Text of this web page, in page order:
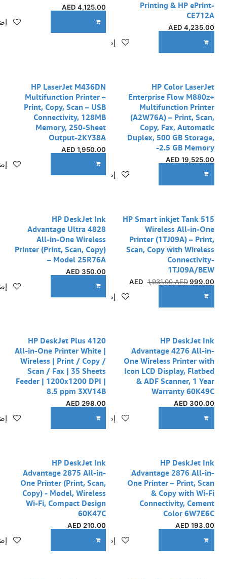
Printing & HP ePrint-
CE712A
4,235.00
إضافة إلى قائمة الأمنيات
4,125.00
AED
HP Color LaserJet
Enterprise Flow M880z+
Multifunction Printer
(A2W76A) – Print, Scan,
Copy, Fax, Automatic
Duplex, 500 GB Storage,
2.5 GB Memory-
19,525.00
إضافة إلى قائمة الأمنيات
HP LaserJet M436DN
Multifunction Printer –
Print, Copy, Scan – USB
Connectivity, 128MB
Memory, 250-Sheet
Output-2KY38A
1,950.00
AED
نفدت الكمية
HP Smart inkjet Tank 515
Wireless All-in-One
Printer (1TJ09A) – Print,
Scan, Copy with Wireless
Connectivity-
1TJ09A/BEW
999.00
AED
1,931.00AED
إضافة إلى قائمة الأمنيات
HP DeskJet Ink
Advantage Ultra 4828
All-in-One Wireless
Printer (Print, Scan, Copy)
– Model 25R76A
350.00
نفدت الكمية
HP DeskJet Ink
Advantage 4276 All-in-
One Wireless Printer with
Icon LCD Display, Flatbed
& ADF Scanner, 1 Year
Warranty 60K49C
300.00
إضافة إلى قائمة الأمنيات
نفدت الكمية
HP DeskJet Plus 4120
All-in-One Printer White |
Wireless | Print / Copy /
Scan / Fax | 35 Sheets
Feeder | 1200x1200 DPI |
8.5 ppm 3XV14B
298.00
AED
HP DeskJet Ink
Advantage 2876 All-in-
One Printer – Print, Scan
& Copy with Wi-Fi
Connectivity, Cement
Color 6W7E6C
193.00
إضافة إلى قائمة الأمنيات
نفدت الكمية
HP DeskJet Ink
Advantage 2875 All-in-
One Printer (Print, Scan,
Copy) - Model, Wireless
Wi-Fi, Compact Design
60K47C
210.00